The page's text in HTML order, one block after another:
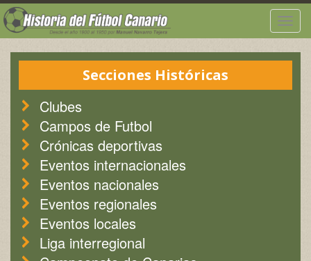
Secciones Históricas
Clubes
Campos de Futbol
Crónicas deportivas
Eventos internacionales
Eventos nacionales
Eventos regionales
Eventos locales
Liga interregional